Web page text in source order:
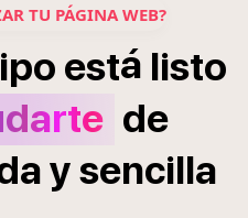
TU PÁGINA WEB?
está listo
de
ysencilla